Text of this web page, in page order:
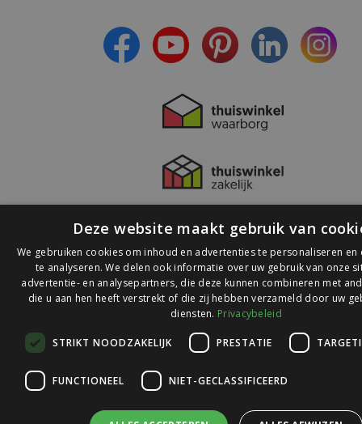
© 2026 Ledlichtdiscounter.nl
op
Webwinkelkeur
Deze website maakt gebruik van
We gebruiken cookies om inhoud en advertenties te personaliseren en
te analyseren. We delen ook informatie over uw gebruik van onze
advertentie- en analysepartners, die deze kunnen combineren met
die u aan hen heeft verstrekt of die zij hebben verzameld door uw
diensten. Privacybeleid
STRIKT NOODZAKELIJK PRESTATIE
FUNCTIONEEL NIET-GECLASSIFICEERD